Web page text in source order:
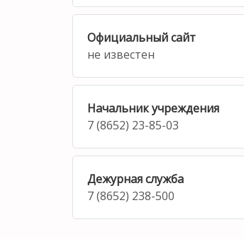
Официальный сайт
не известен
Начальник учреждения
7 (8652) 23-85-03
Дежурная служба
7 (8652) 238-500